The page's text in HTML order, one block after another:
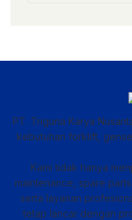
PT. Triguna Karya
kebutuhan forklift,
Kami tidak hanya
maintenance, spare
serta layanan
tetap lancar dengan